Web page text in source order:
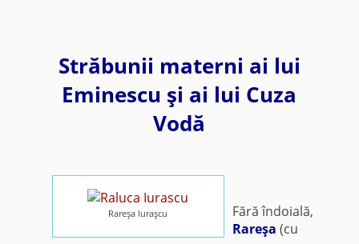
Străbunii materni ai lui
Eminescu şi ai lui Cuza
Vodă
Rareşa Iuraşcu
Fără îndoială,
Rareşa (cu